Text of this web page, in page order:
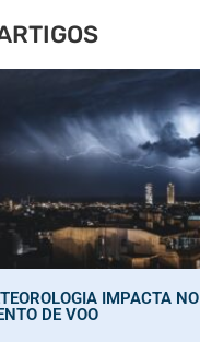
IMPACTA NO
DE VOO